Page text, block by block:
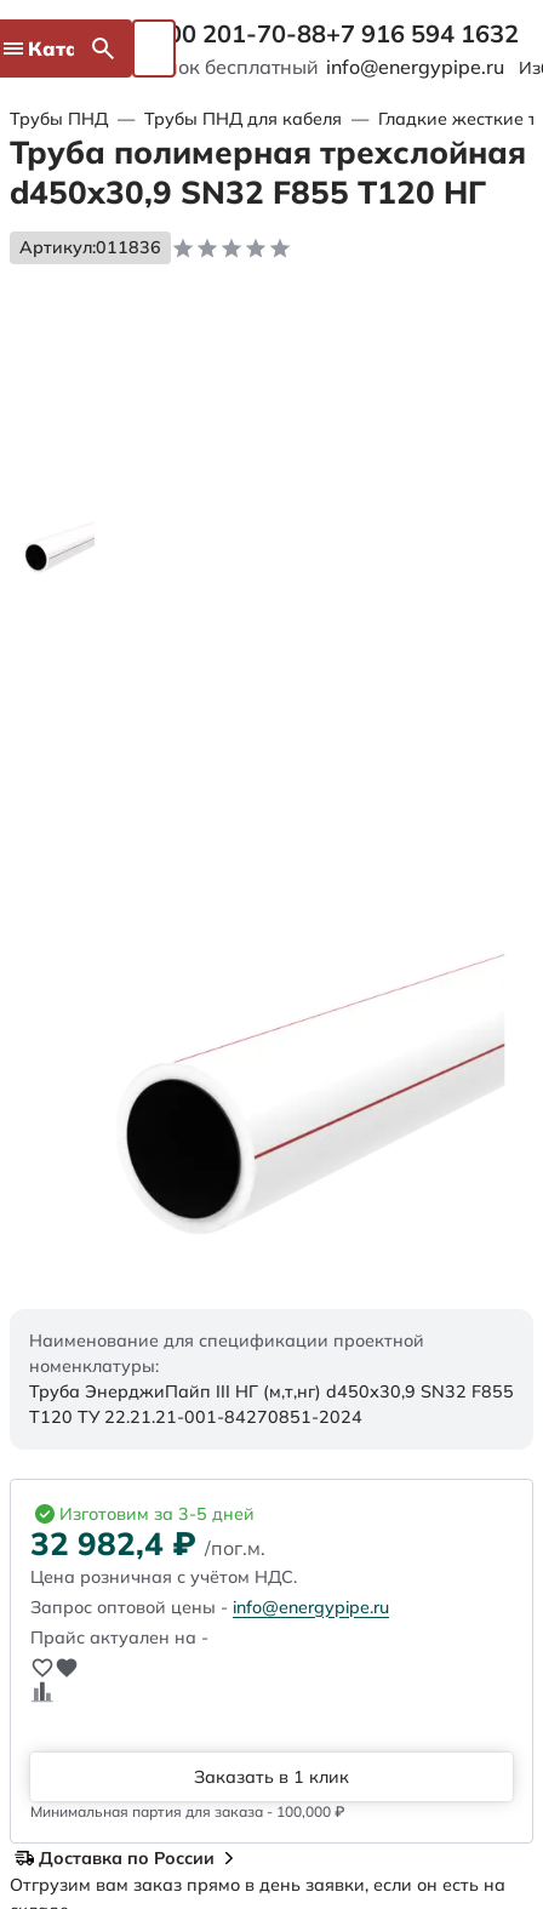
Каталог 8 800 201-70-88
Звонок бесплатный
+7 916 594 1632
info@energypipe.ru
Трубы ПНД — Трубы ПНД для кабеля — Гладкие жесткие
Труба полимерная трехслойная
d450х30,9 SN32 F855 Т120 НГ
Артикул:011836
Наименование для спецификации проектной
номенклатуры:
Труба ЭнерджиПайп III НГ (м,т,нг) d450х30,9 SN32 F855
Т120 ТУ 22.21.21-001-84270851-2024
Изготовим за 3-5 дней
32 982,4 ₽ /пог.м.
Цена розничная с учётом НДС.
Запрос оптовой цены - info@energypipe.ru
Прайс актуален на -
Заказать в 1 клик
Минимальная партия для заказа - 100,000 ₽
Доставка по России
Отгрузим вам заказ прямо в день заявки, если он есть на